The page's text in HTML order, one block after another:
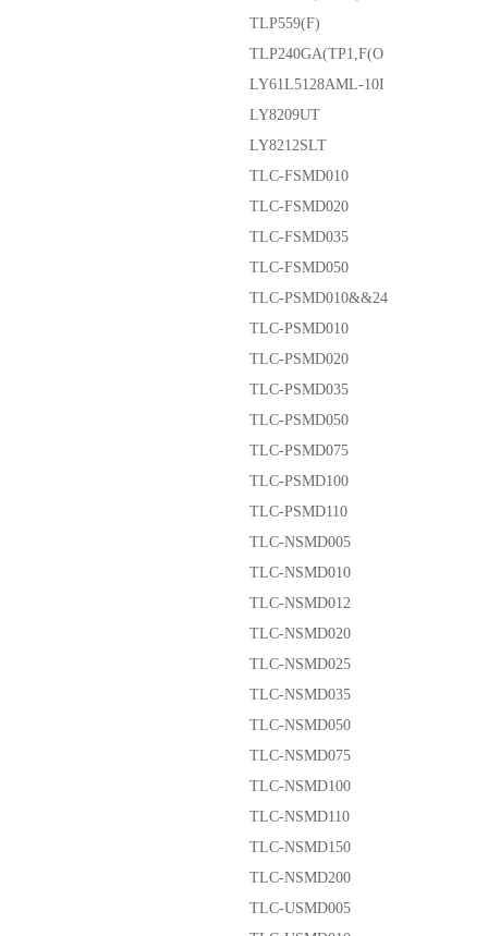
TLP559(F)
TLP240GA(TP1,F(O
LY61L5128AML-10I
LY8209UT
LY8212SLT
TLC-FSMD010
TLC-FSMD020
TLC-FSMD035
TLC-FSMD050
TLC-PSMD010&&24
TLC-PSMD010
TLC-PSMD020
TLC-PSMD035
TLC-PSMD050
TLC-PSMD075
TLC-PSMD100
TLC-PSMD110
TLC-NSMD005
TLC-NSMD010
TLC-NSMD012
TLC-NSMD020
TLC-NSMD025
TLC-NSMD035
TLC-NSMD050
TLC-NSMD075
TLC-NSMD100
TLC-NSMD110
TLC-NSMD150
TLC-NSMD200
TLC-USMD005